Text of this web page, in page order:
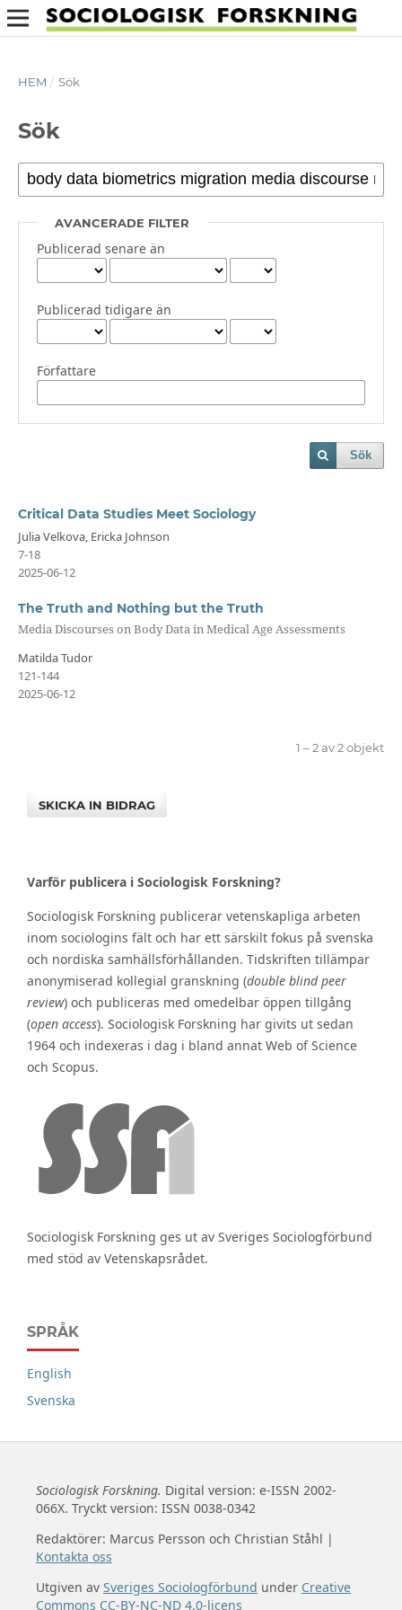
HEM / Sök
Sök
AVANCERADE FILTER
Publicerad senare än
Publicerad tidigare än
Författare
Sök
Critical Data Studies Meet Sociology
Julia Velkova, Ericka Johnson
7-18
2025-06-12
The Truth and Nothing but the Truth
Media Discourses on Body Data in Medical Age Assessments
Matilda Tudor
121-144
2025-06-12
1 – 2 av 2 objekt
SKICKA IN BIDRAG
Varför publicera i Sociologisk Forskning?
Sociologisk Forskning publicerar vetenskapliga arbeten
inom sociologins fält och har ett särskilt fokus på svenska
och nordiska samhällsförhållanden. Tidskriften tillämpar
anonymiserad kollegial granskning (double blind peer
review) och publiceras med omedelbar öppen tillgång
(open access). Sociologisk Forskning har givits ut sedan
1964 och indexeras i dag i bland annat Web of Science
och Scopus.
Sociologisk Forskning ges ut av Sveriges Sociologförbund
med stöd av Vetenskapsrådet.
SPRÅK
English
Svenska
Sociologisk Forskning. Digital version: e-ISSN 2002-
066X. Tryckt version: ISSN 0038-0342
Redaktörer: Marcus Persson och Christian Ståhl |
Kontakta oss
Utgiven av Sveriges Sociologförbund under Creative
Commons CC-BY-NC-ND 4.0-licens